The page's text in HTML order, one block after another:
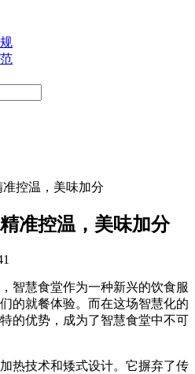
控温，美味加分
准控温，美味加分
智慧食堂作为一种新兴的饮食服
的就餐体验。而在这场智慧化的
的优势，成为了智慧食堂中不可
热技术和矮式设计。它摒弃了传